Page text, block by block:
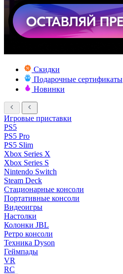
Скидки
Подарочные сертификаты
Новинки
Игровые приставки
PS5
PS5 Pro
PS5 Slim
Xbox Series X
Xbox Series S
Nintendo Switch
Steam Deck
Стационарные консоли
Портативные консоли
Видеоигры
Настолки
Колонки JBL
Ретро консоли
Техника Dyson
Геймпады
VR
RC